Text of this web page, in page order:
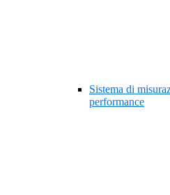
Sistema di
performance